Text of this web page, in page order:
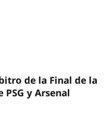
de la Final de la
y Arsenal